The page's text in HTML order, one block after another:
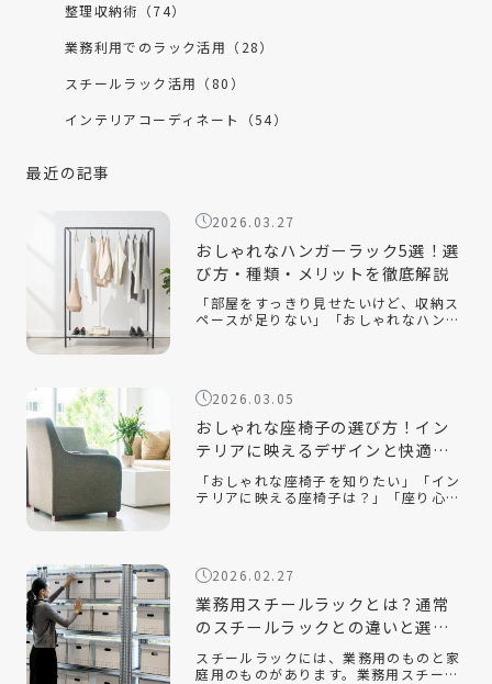
整理収納術（74）
業務利用でのラック活用（28）
スチールラック活用（80）
インテリアコーディネート（54）
最近の記事
2026.03.27
おしゃれなハンガーラック5選！選
び方・種類・メリットを徹底解説
「部屋をすっきり見せたいけど、収納ス
ペースが足りない」「おしゃれなハンガ
間を […]
2026.03.05
おしゃれな座椅子の選び方！イン
テリアに映えるデザインと快適性
を両立するコツ
「おしゃれな座椅子を知りたい」「イン
テリアに映える座椅子は？」「座り心地
せる […]
2026.02.27
業務用スチールラックとは？通常
のスチールラックとの違いと選ぶ
ポイントを解説！
スチールラックには、業務用のものと家
庭用のものがあります。業務用スチール